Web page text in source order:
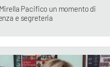
Pacifico un momento di
e segreteria